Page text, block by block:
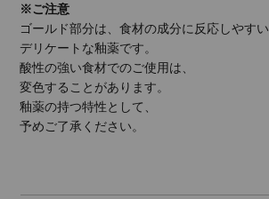
※ご注意
ゴールド部分は、食材の成分に反応しやすい
デリケートな釉薬です。
酸性の強い食材でのご使用は、
変色することがあります。
釉薬の持つ特性として、
予めご了承ください。